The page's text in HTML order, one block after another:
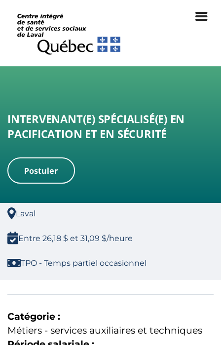
INTERVENANT(E) SPÉCIALISÉ(E) EN
PACIFICATION ET EN SÉCURITÉ
|
Postuler
Laval
Entre 26,18 $ et 31,09 $/heure
TPO - Temps partiel occasionnel
Catégorie :
Métiers - services auxiliaires et techniques